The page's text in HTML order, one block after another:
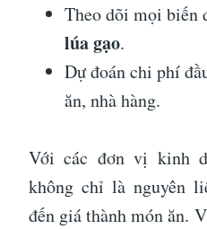
Theo dõi mọi biến
lúa gạo.
Dự đoán chi phí
ăn, nhà hàng.
Với các đơn vị kinh
không chỉ là nguyên
đến giá thành món ăn.